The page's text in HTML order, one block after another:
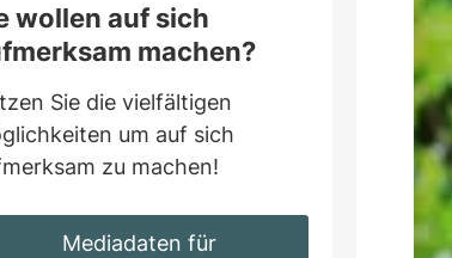
wollen auf sich
machen?
Sie die vielfältigen
um auf sich
zu machen!
Mediadaten für